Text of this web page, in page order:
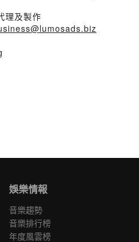
理及製作
娛樂情報
音樂趨勢
音樂排行榜
年度風雲榜